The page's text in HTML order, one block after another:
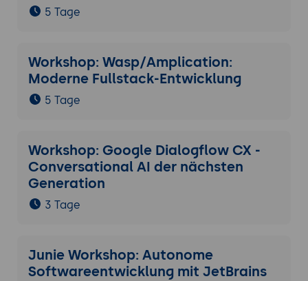
5 Tage
Workshop: Wasp/Amplication:
Moderne Fullstack-Entwicklung
5 Tage
Workshop: Google Dialogflow CX -
Conversational AI der nächsten
Generation
3 Tage
Junie Workshop: Autonome
Softwareentwicklung mit JetBrains